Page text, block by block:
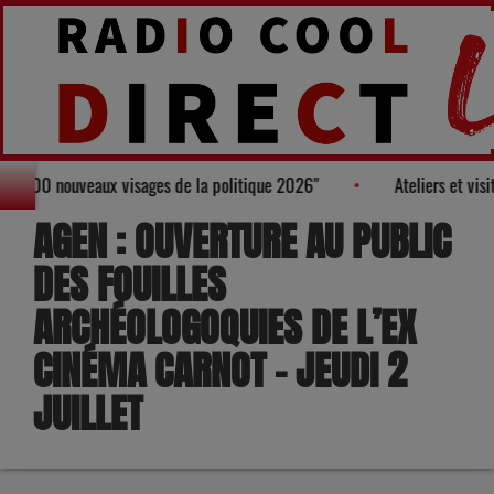
des "100 nouveaux visages de la politique 2026"
AGEN : OUVERTURE AU PUBLIC
DES FOUILLES
ARCHÉOLOGOQUIES DE L’EX
CINÉMA CARNOT – JEUDI 2
JUILLET